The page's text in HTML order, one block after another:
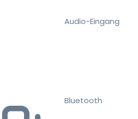
Audio-Eingang
Bluetooth